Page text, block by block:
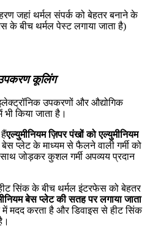
जहां थर्मल संपर्क को बेहतर बनाने के
के बीच थर्मल पेस्ट लगाया जाता है)
कूलिंग
उपकरणों और औद्योगिक
किया जाता है।
एल्युमीनियम ज़िपर पंखों को एल्युमीनियम
प्लेट के माध्यम से फैलने वाली गर्मी को
जोड़कर कुशल गर्मी अपव्यय प्रदान
सिंक के बीच थर्मल इंटरफेस को बेहतर
बेस प्लेट की सतह पर लगाया जाता
मदद करता है और डिवाइस से हीट सिंक